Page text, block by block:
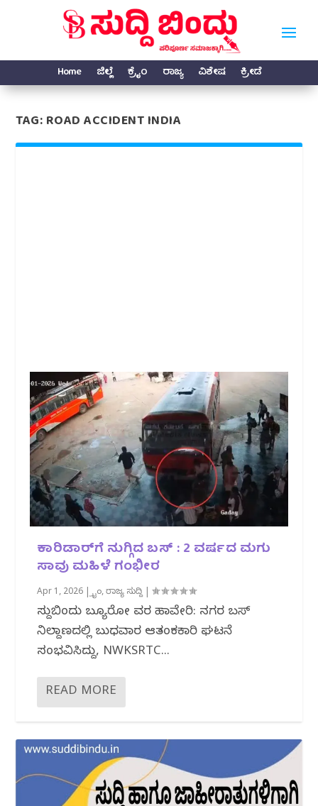
Home ಜಿಲ್ಲೆ ಕ್ರೈಂ ರಾಜ್ಯ ವಿಶೇಷ ಕ್ರೀಡೆ
TAG:ROAD ACCIDENT INDIA
ಕಾರಿಡಾರ್‌ಗೆ ನುಗ್ಗಿದ ಬಸ್ : 2 ವರ್ಷದ ಮಗು
ಸಾವು ಮಹಿಳೆ ಗಂಭೀರ
Apr 1, 2026 |ಕ್ರೈಂ,ರಾಜ್ಯ ಸುದ್ದಿ |
ಸುದ್ದಿಬಿಂದು ಬ್ಯೂರೋ ವರದಿ ಹಾವೇರಿ: ನಗರ ಬಸ್
ನಿಲ್ದಾಣದಲ್ಲಿ ಬುಧವಾರ ಆತಂಕಕಾರಿ ಘಟನೆ
ಸಂಭವಿಸಿದ್ದು, NWKSRTC...
READ MORE